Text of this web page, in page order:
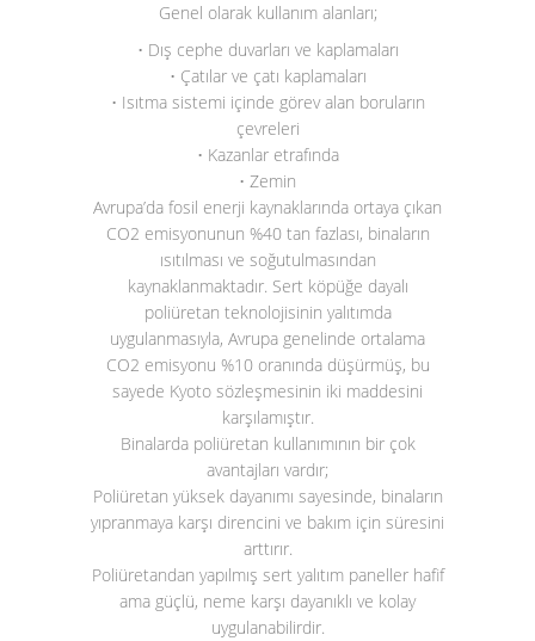
Genel olarak kullanım alanları;
• Dış cephe duvarları ve kaplamaları
• Çatılar ve çatı kaplamaları
• Isıtma sistemi içinde görev alan boruların
çevreleri
• Kazanlar etrafında
• Zemin
Avrupa’da fosil enerji kaynaklarında ortaya çıkan
CO2 emisyonunun %40 tan fazlası, binaların
ısıtılması ve soğutulmasından
kaynaklanmaktadır. Sert köpüğe dayalı
poliüretan teknolojisinin yalıtımda
uygulanmasıyla, Avrupa genelinde ortalama
CO2 emisyonu %10 oranında düşürmüş, bu
sayede Kyoto sözleşmesinin iki maddesini
karşılamıştır.
Binalarda poliüretan kullanımının bir çok
avantajları vardır;
Poliüretan yüksek dayanımı sayesinde, binaların
yıpranmaya karşı direncini ve bakım için süresini
arttırır.
Poliüretandan yapılmış sert yalıtım paneller hafif
ama güçlü, neme karşı dayanıklı ve kolay
uygulanabilirdir.